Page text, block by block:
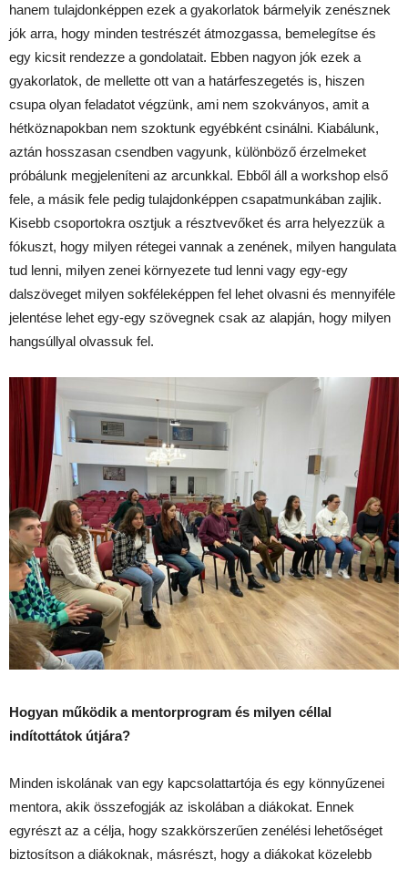
hanem tulajdonképpen ezek a gyakorlatok bármelyik zenésznek
jók arra, hogy minden testrészét átmozgassa, bemelegítse és
egy kicsit rendezze a gondolatait. Ebben nagyon jók ezek a
gyakorlatok, de mellette ott van a határfeszegetés is, hiszen
csupa olyan feladatot végzünk, ami nem szokványos, amit a
hétköznapokban nem szoktunk egyébként csinálni. Kiabálunk,
aztán hosszasan csendben vagyunk, különböző érzelmeket
próbálunk megjeleníteni az arcunkkal. Ebből áll a workshop első
fele, a másik fele pedig tulajdonképpen csapatmunkában zajlik.
Kisebb csoportokra osztjuk a résztvevőket és arra helyezzük a
fókuszt, hogy milyen rétegei vannak a zenének, milyen hangulata
tud lenni, milyen zenei környezete tud lenni vagy egy-egy
dalszöveget milyen sokféleképpen fel lehet olvasni és mennyiféle
jelentése lehet egy-egy szövegnek csak az alapján, hogy milyen
hangsúllyal olvassuk fel.
Hogyan működik a mentorprogram és milyen céllal
indítottátok útjára?
Minden iskolának van egy kapcsolattartója és egy könnyűzenei
mentora, akik összefogják az iskolában a diákokat. Ennek
egyrészt az a célja, hogy szakkörszerűen zenélési lehetőséget
biztosítson a diákoknak, másrészt, hogy a diákokat közelebb